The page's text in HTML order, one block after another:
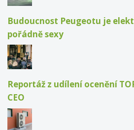
Budoucnost Peugeotu je
pořádně sexy
Reportáž z udílení ocenění
CEO